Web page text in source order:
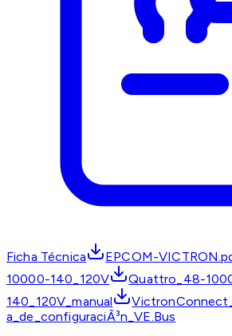
Ficha Técnica EPCOM-
10000-140_120V
Quattro_48-
140_120V_manual
a_de_configuraciÃ³n_VE.Bus